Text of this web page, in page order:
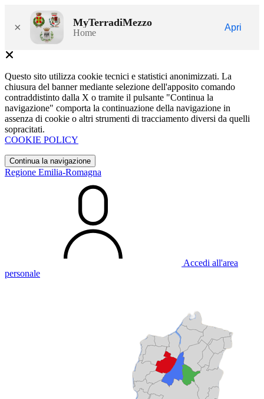
× MyTerradiMezzo
Home
Apri
Questo sito utilizza cookie tecnici e statistici anonimizzati. La
chiusura del banner mediante selezione dell'apposito comando
contraddistinto dalla X o tramite il pulsante "Continua la
navigazione" comporta la continuazione della navigazione in
assenza di cookie o altri strumenti di tracciamento diversi da quelli
sopracitati.
COOKIE POLICY
Continua la navigazione
Regione Emilia-Romagna
Accedi all'area
personale